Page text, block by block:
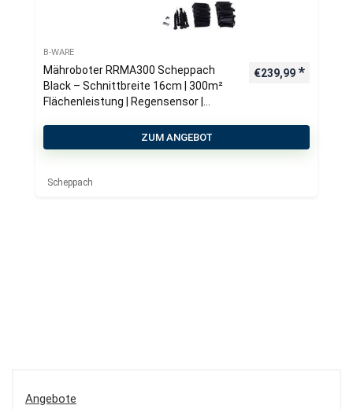
B-WARE
Mähroboter RRMA300 Scheppach
Black – Schnittbreite 16cm | 300m²
Flächenleistung | Regensensor |
€239,99
ZUM ANGEBOT
Scheppach
Angebote